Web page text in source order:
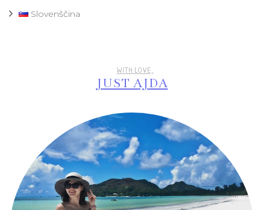
Slovenščina
WITH LOVE,
JUST AJDA